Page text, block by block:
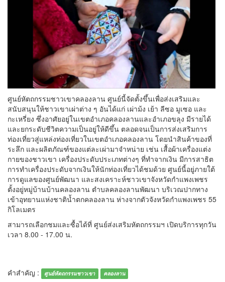
ศูนย์หัตถกรรมชาวเขาคลองลาน ศูนย์นี้จัดตั้งขึ้นเพื่อส่งเสริมและ
สนับสนุนให้ชาวเขาเผ่าต่าง ๆ อันได้แก่ เผ่าม้ง เย้า ลีซอ มูเซอ และ
กะเหรี่ยง ซึ่งอาศัยอยู่ในเขตอำเภอคลองลานและอำเภอขลุง มีรายได้
และยกระดับชีวิตความเป็นอยู่ให้ดีขึ้น ตลอดจนเป็นการส่งเสริมการ
ท่องเที่ยวสู่แหล่งท่องเที่ยวในเขตอำเภอคลองลาน โดยนำสินค้าของที่
ระลึก และผลิตภัณฑ์ของแต่ละเผ่ามาจำหน่าย เช่น เสื้อผ้าเครื่องแต่ง
กายของชาวเขา เครื่องประดับประเภทต่างๆ ที่ทำจากเงิน มีการสาธิต
การทำเครื่องประดับจากเงินให้นักท่องเที่ยวได้ชมด้วย ศูนย์นี้อยู่ภายใต้
การดูแลของศูนย์พัฒนา และสงเคราะห์ชาวเขาจังหวัดกำแพงเพชร
ตั้งอยู่หมู่บ้านบ้านคลองลาน ตำบลคลองลานพัฒนา บริเวณปากทาง
เข้าอุทยานแห่งชาติน้ำตกคลองลาน ห่างจากตัวจังหวัดกำแพงเพชร 55
กิโลเมตร
สามารถเลือกชมและซื้อได้ที่ ศูนย์ส่งเสริมหัตถกรรมฯ เปิดบริการทุกวัน
เวลา 8.00 - 17.00 น.
คำสำคัญ : ศูนย์หัตถกรรมชาวเขา คลองลาน